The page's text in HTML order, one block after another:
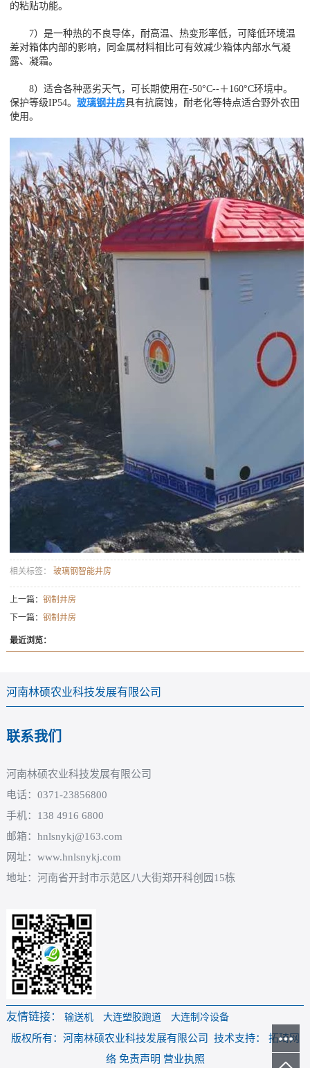
的粘贴功能。
7）是一种热的不良导体，耐高温、热变形率低，可降低环境温
差对箱体内部的影响，同金属材料相比可有效减少箱体内部水气凝
露、凝霜。
8）适合各种恶劣天气，可长期使用在-50°C--＋160°C环境中。
保护等级IP54。 玻璃钢井房具有抗腐蚀，耐老化等特点适合野外农田
使用。
相关标签： 玻璃钢智能井房
上一篇： 钢制井房
下一篇： 钢制井房
最近浏览：
河南林硕农业科技发展有限公司
联系我们
河南林硕农业科技发展有限公司
电话：0371-23856800
手机：138 4916 6800
邮箱：hnlsnykj@163.com
网址：www.hnlsnykj.com
地址：河南省开封市示范区八大街郑开科创园15栋
友情链接： 输送机 大连塑胶跑道 大连制冷设备
版权所有：河南林硕农业科技发展有限公司 技术支持： 拓琦网
络 免责声明 营业执照